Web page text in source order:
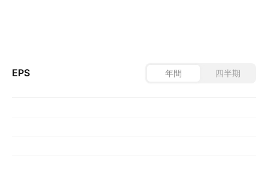
EPS 年間 四半期